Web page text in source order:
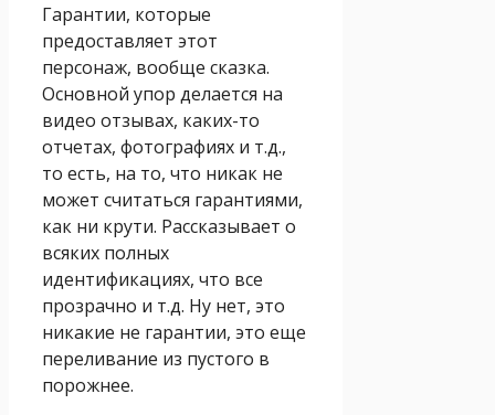
Гарантии, которые
предоставляет этот
персонаж, вообще сказка.
Основной упор делается на
видео отзывах, каких-то
отчетах, фотографиях и т.д.,
то есть, на то, что никак не
может считаться гарантиями,
как ни крути. Рассказывает о
всяких полных
идентификациях, что все
прозрачно и т.д. Ну нет, это
никакие не гарантии, это еще
переливание из пустого в
порожнее.